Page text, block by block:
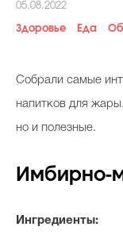
Вопрос эксперту
Папа может
05.08.2022
Здоровье Еда
Собрали самые
напитков для
но и полезные.
Имбирно-
Ингредиенты: